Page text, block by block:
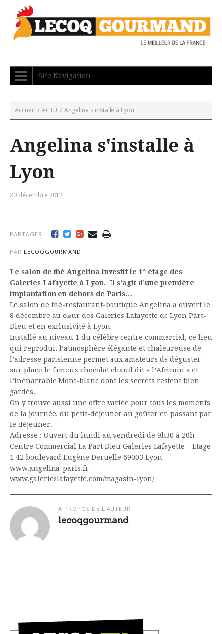
Site Navigation
Accueil / ACTU / Angelina s'installe à Lyon
Angelina s'installe à
Lyon
20 décembre 2012
PARTAGER :
PAR LECOQGOURMAND
Le salon de thé Angelina investit le 1° étage des
Galeries Lafayette à Lyon. Il s’agit d’une première
implantation en dehors de Paris…
Le salon de thé-restaurant-boutique Angelina a ouvert le
8 décembre au cœur des Galeries Lafayette de Lyon Part-
Dieu et en exclusivité à Lyon.
Installé au niveau 1 du célèbre centre commercial, ce lieu
qui reproduit l’atmosphère élégante et chaleureuse de
l’adresse parisienne permet aux amateurs de déguster
sur place le fameux chocolat chaud dit « l’Africain » et
l’inénarrable Mont-blanc dont les secrets restent bien
gardés.
On y trouve aussi une offre variée pour tous les moments
de la journée, du petit-déjeuner au goûter en passant par
le déjeuner.
Adresse : Ouvert du lundi au vendredi de 9h30 à 20h
Centre Commercial La Part Dieu Galeries Lafayette – Etage
1 42 boulevard Eugène Deruelle 69003 Lyon
www.angelina-paris.fr
www.galerieslafayette.com/magasin-lyon/
A PROPOS DE L'AUTEUR
lecoqgourmand